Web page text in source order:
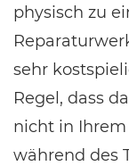
physisch zu
sehr
Regel, dass
nicht in Ihrem
während des